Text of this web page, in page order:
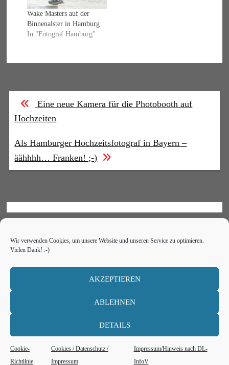
Wir verwenden Cookies, um unsere Website und unseren Service zu optimieren.
Vielen Dank! :-)
AKZEPTIEREN
ABLEHNEN
DETAILS
Cookie-
Richtlinie
Cookies / Datenschutz /
Impressum
Impressum/Hinweis nach DL-
InfoV
Wake Masters auf der
Binnenalster in Hamburg
In "Fotograf Hamburg"
Beitragsnavigation
Eine neue Kamera für die Photobooth auf
Hochzeiten
Als Hamburger Hochzeitsfotograf in Bayern –
äähhhh… Franken! ;-)
Impressum